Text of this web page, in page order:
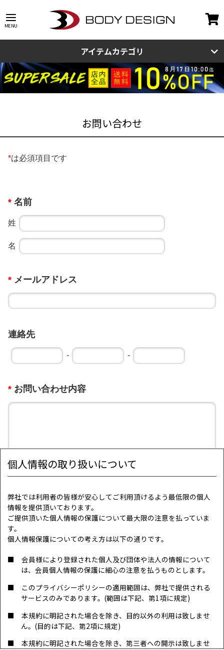
アイテムカテゴリ
お問い合わせ
個人情報の取り扱いについて
弊社では利用者の皆様が安心してご利用頂けるよう最低限の個人
情報を提供頂いております。
ご提供頂いた個人情報の保護について最大限の注意を払っていま
す。
個人情報保護についての考え方は以下の通りです。
■ 会員様により登録された個人及び団体や法人の情報について
は、会員個人情報の保護に細心の注意を払うものとします。
■ このプライバシーポリシーの適用範囲は、弊社で提供される
サービスのみであります。(範囲は下記、第1項に規定)
■ 本規約に明記された場合を除き、目的以外の利用は致しませ
ん。(目的は下記、第2項に規定)
■ 本規約に明記された場合を除き、第三者への開示は致しませ